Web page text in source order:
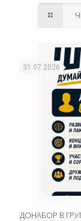
31.07.2026
ДОНАБОР В